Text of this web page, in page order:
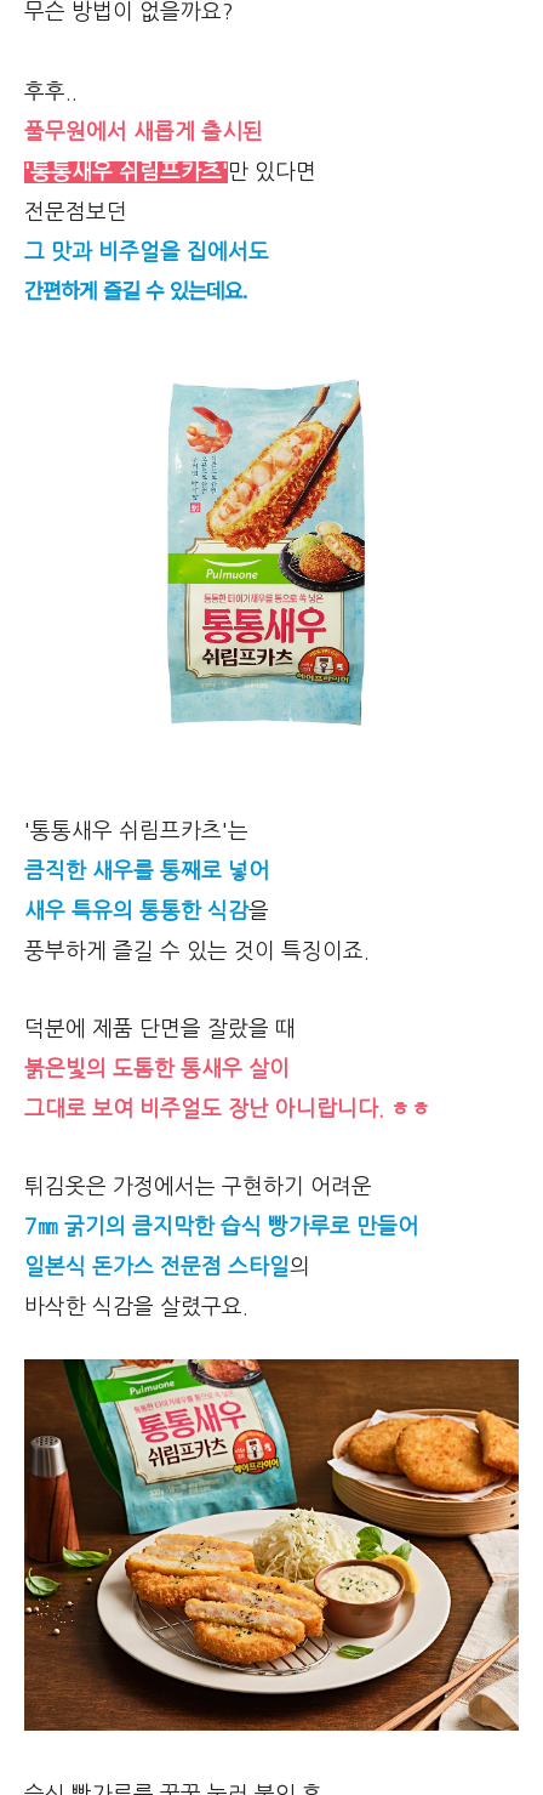
무슨 방법이 없을까요?
후후..
풀무원에서 새롭게 출시된
'통통새우 쉬림프카츠'만 있다면
전문점보던
그 맛과 비주얼을 집에서도
간편하게 즐길 수 있는데요.
'통통새우 쉬림프카츠'는
큼직한 새우를 통째로 넣어
새우 특유의 통통한 식감을
풍부하게 즐길 수 있는 것이 특징이죠.
덕분에 제품 단면을 잘랐을 때
붉은빛의 도톰한 통새우 살이
그대로 보여 비주얼도 장난 아니랍니다. ㅎㅎ
튀김옷은 가정에서는 구현하기 어려운
7㎜ 굵기의 큼지막한 습식 빵가루로 만들어
일본식 돈가스 전문점 스타일의
바삭한 식감을 살렸구요.